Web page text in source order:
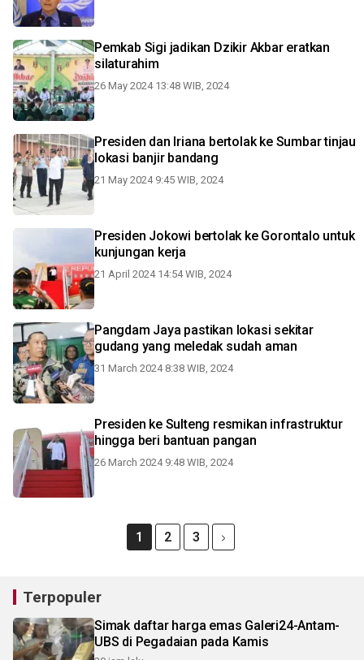
Pemkab Sigi jadikan Dzikir Akbar eratkan
silaturahim
26 May 2024 13:48 WIB, 2024
Presiden dan Iriana bertolak ke Sumbar tinjau
lokasi banjir bandang
21 May 2024 9:45 WIB, 2024
Presiden Jokowi bertolak ke Gorontalo untuk
kunjungan kerja
21 April 2024 14:54 WIB, 2024
Pangdam Jaya pastikan lokasi sekitar
gudang yang meledak sudah aman
31 March 2024 8:38 WIB, 2024
Presiden ke Sulteng resmikan infrastruktur
hingga beri bantuan pangan
26 March 2024 9:48 WIB, 2024
1 2 3
Terpopuler
Simak daftar harga emas Galeri24-Antam-
UBS di Pegadaian pada Kamis